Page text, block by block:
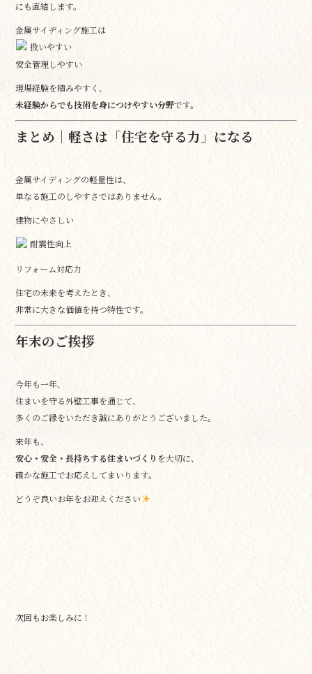
にも直結します。
金属サイディング施工は
扱いやすい
安全管理しやすい
現場経験を積みやすく、
未経験からでも技術を身につけやすい分野です。
まとめ｜軽さは「住宅を守る力」になる
金属サイディングの軽量性は、
単なる施工のしやすさではありません。
建物にやさしい
耐震性向上
リフォーム対応力
住宅の未来を考えたとき、
非常に大きな価値を持つ特性です。
年末のご挨拶
今年も一年、
住まいを守る外壁工事を通じて、
多くのご縁をいただき誠にありがとうございました。
来年も、
安心・安全・長持ちする住まいづくり を大切に、
確かな施工でお応えしてまいります。
どうぞ良いお年をお迎えください
次回もお楽しみに！